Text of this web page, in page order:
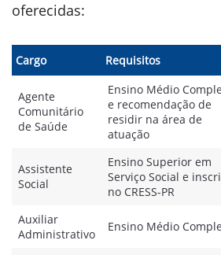
oferecidas:
Cargo Requisitos
Agente
Comunitário
de Saúde
Ensino Médio
e recomendação de
residir na área de
atuação
Assistente
Social
Ensino Superior em
Serviço Social e
no CRESS-PR
Auxiliar
Administrativo
Ensino Médio